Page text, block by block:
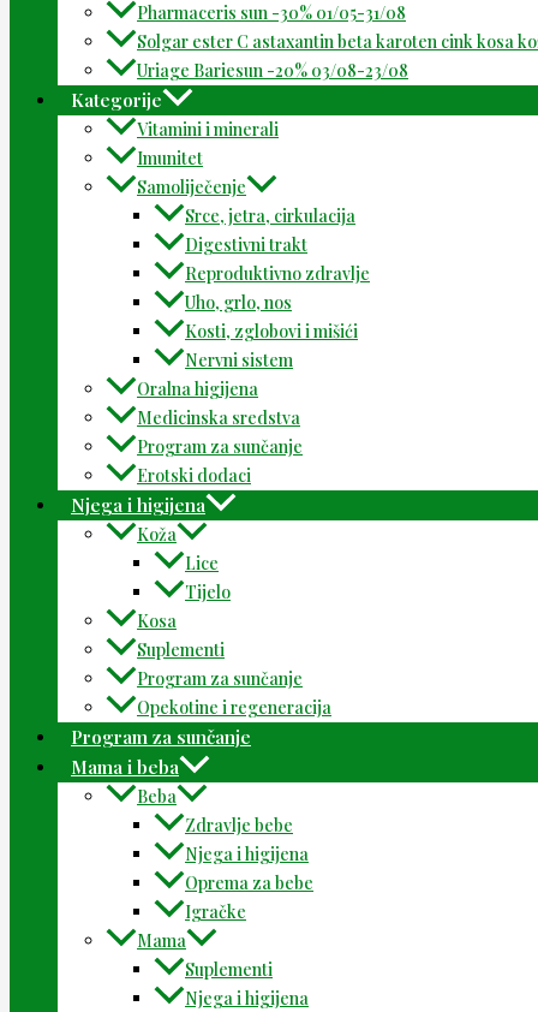
Pharmaceris sun -30% 01/05-31/08
Solgar ester C astaxantin beta karoten cink kosa
Uriage Bariesun -20% 03/08-23/08
Kategorije
Vitamini i minerali
Imunitet
Samoliječenje
Srce, jetra, cirkulacija
Digestivni trakt
Reproduktivno zdravlje
Uho, grlo, nos
Kosti, zglobovi i mišići
Nervni sistem
Oralna higijena
Medicinska sredstva
Program za sunčanje
Erotski dodaci
Njega i higijena
Koža
Lice
Tijelo
Kosa
Suplementi
Program za sunčanje
Opekotine i regeneracija
Program za sunčanje
Mama i beba
Beba
Zdravlje bebe
Njega i higijena
Oprema za bebe
Igračke
Mama
Suplementi
Njega i higijena